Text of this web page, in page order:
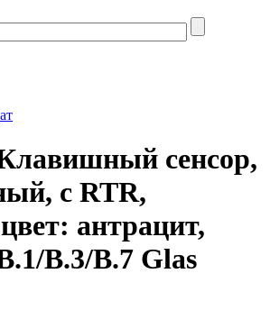
сенсор,
с RTR,
антрацит,
B.3/B.7 Glas